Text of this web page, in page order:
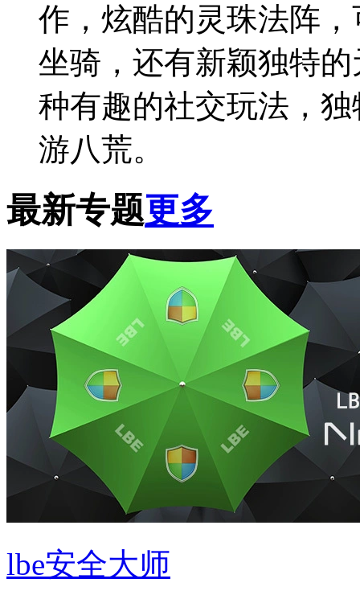
作，炫酷的灵珠法阵
坐骑，还有新颖独特
种有趣的社交玩法，
游八荒。
最新专题更多
lbe安全大师